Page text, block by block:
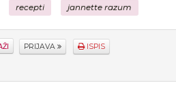
recepti jannette razum
PRIJAVA ISPIS